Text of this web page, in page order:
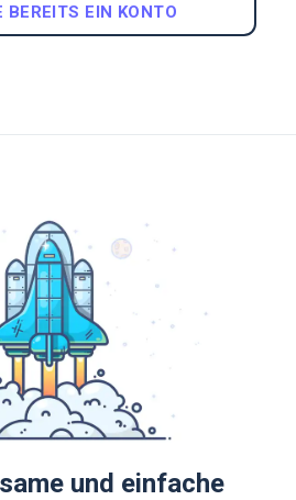
BEREITS EIN KONTO
und einfache